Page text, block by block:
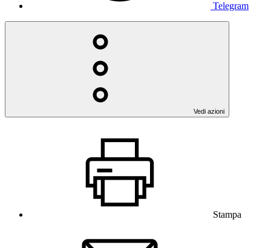
Telegram
Vedi azioni
Stampa